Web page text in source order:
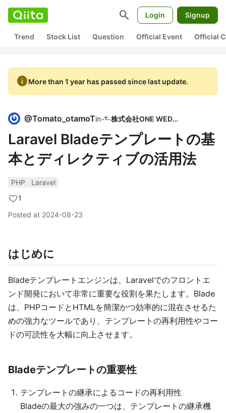
search Login Signup
Trend Stock List Question Official Event Official
infoMore than 1 year has passed since last update.
@Tomato_otamoTin 株式会社ONE WEDGE
Laravel Bladeテンプレートの基
本とディレクティブの活用法
PHP
Laravel
1
Posted at 2024-08-23
はじめに
Bladeテンプレートエンジンは、Laravelでのフロントエ
ンド開発において非常に重要な役割を果たします。Blade
は、PHPコードとHTMLを簡潔かつ効率的に混在させるた
めの強力なツールであり、テンプレートの再利用性やコー
ドの可読性を大幅に向上させます。
Bladeテンプレートの重要性
テンプレートの継承によるコードの再利用性
Bladeの最大の強みの一つは、テンプレートの継承機